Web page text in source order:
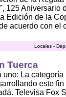
125 Aniversario
Edición de la
acuerdo con el
Locales -
Tuerca
uno: La
este
Televisa Fox